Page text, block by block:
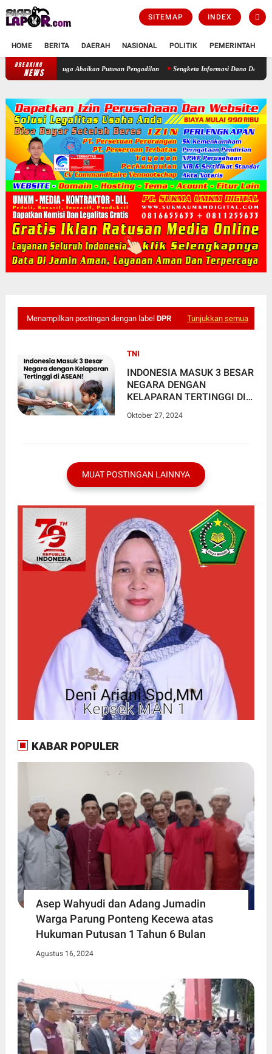
SITEMAP INDEX
HOME BERITA DAERAH NASIONAL POLITIK PEMERINTAH
BREAKING
NEWS Bupati Bogor Didesak Copot Kepala Desa Cimayang Usai Diduga Abaikan
Menampilkan postingan dengan label DPR Tunjukkan semua
TNI
INDONESIA MASUK 3 BESAR
NEGARA DENGAN
KELAPARAN TERTINGGI DI
Oktober 27, 2024
MUAT POSTINGAN LAINNYA
KABAR POPULER
Asep Wahyudi dan Adang Jumadin
Warga Parung Ponteng Kecewa atas
Hukuman Putusan 1 Tahun 6 Bulan
Agustus 16, 2024